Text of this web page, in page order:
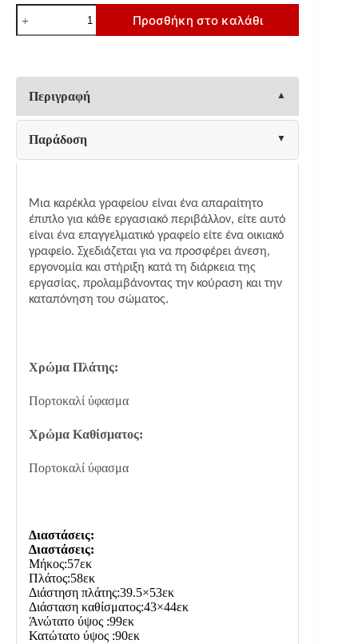
ΚΑΡΕΚΛΑ
ΓΡΑΦΕΙΟΥ
Fylliana
57x58x90/99εκ
ποσότητα
Προσθήκη στο καλάθι
Περιγραφή
Παράδοση
Μια καρέκλα γραφείου είναι ένα απαραίτητο
έπιπλο για κάθε εργασιακό περιβάλλον, είτε αυτό
είναι ένα επαγγελματικό γραφείο είτε ένα οικιακό
γραφείο. Σχεδιάζεται για να προσφέρει άνεση,
εργονομία και στήριξη κατά τη διάρκεια της
εργασίας, προλαμβάνοντας την κούραση και την
καταπόνηση του σώματος.
Χρώμα Πλάτης:
Πορτοκαλί ύφασμα
Χρώμα Καθίσματος:
Πορτοκαλί ύφασμα
Διαστάσεις:
Διαστάσεις:
Μήκος:57εκ
Πλάτος:58εκ
Διάστηση πλάτης:39.5×53εκ
Διάσταση καθίσματος:43×44εκ
Άνώτατο ύψος :99εκ
Κατώτατο ύψος :90εκ